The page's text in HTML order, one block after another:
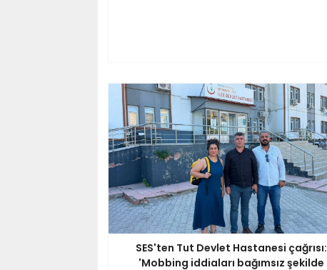
SES'ten Tut Devlet Hastanesi çağrısı:
'Mobbing iddiaları bağımsız şekilde